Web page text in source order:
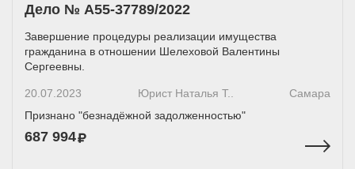
Дело № А55-37789/2022
Завершение процедуры реализации имущества
гражданина в отношении Шелеховой Валентины
Сергеевны.
20.07.2023 Юрист Наталья Т..
Самара
Признано "безнадёжной задолженностью"
687 994